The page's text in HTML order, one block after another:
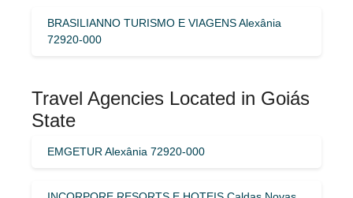
BRASILIANNO TURISMO E VIAGENS Alexânia
72920-000
Travel Agencies Located in Goiás
State
EMGETUR Alexânia 72920-000